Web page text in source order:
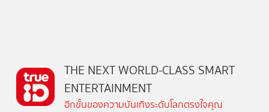
THE NEXT WORLD-CLASS SMART
ENTERTAINMENT
อีกขั้นของความบันเทิงระดับโลกตรงใจคุณ